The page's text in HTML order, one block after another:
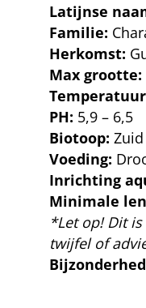
Latijnse
Familie:
Herkomst:
Max grootte:
PH: 5,9 – 6,5
Biotoop:
Voeding:
Inrichting
Minimale
*Let op! Dit
twijfel of